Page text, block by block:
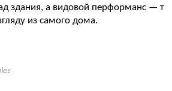
здания, а видовой перформанс — т
из самого дома.